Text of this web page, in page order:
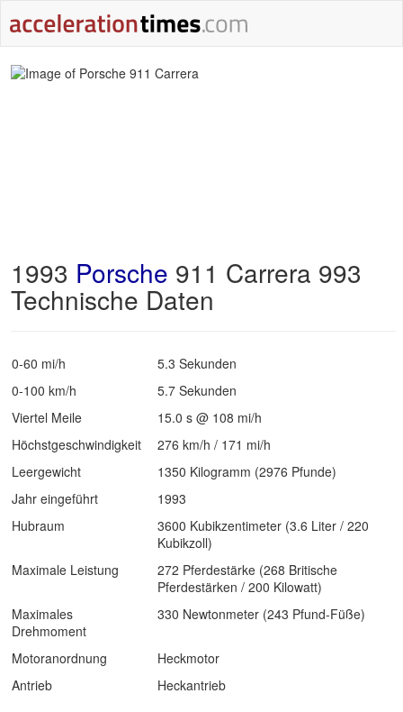
1993 Porsche 911 Carrera 993
Technische Daten
0-60 mi/h
5.3 Sekunden
0-100 km/h
5.7 Sekunden
Viertel Meile
15.0 s @ 108 mi/h
Höchstgeschwindigkeit
276 km/h / 171 mi/h
Leergewicht
1350 Kilogramm (2976 Pfunde)
Jahr eingeführt
1993
Hubraum
3600 Kubikzentimeter (3.6 Liter / 220
Kubikzoll)
Maximale Leistung
272 Pferdestärke (268 Britische
Pferdestärken / 200 Kilowatt)
Maximales
Drehmoment
330 Newtonmeter (243 Pfund-Füße)
Motoranordnung
Heckmotor
Antrieb
Heckantrieb